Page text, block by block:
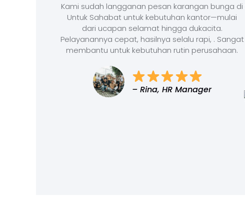
Kami sudah langganan pesan karangan bunga di
Untuk Sahabat untuk kebutuhan kantor—mulai
dari ucapan selamat hingga dukacita.
Pelayanannya cepat, hasilnya selalu rapi, . Sangat
membantu untuk kebutuhan rutin perusahaan.
– Rina, HR Manager